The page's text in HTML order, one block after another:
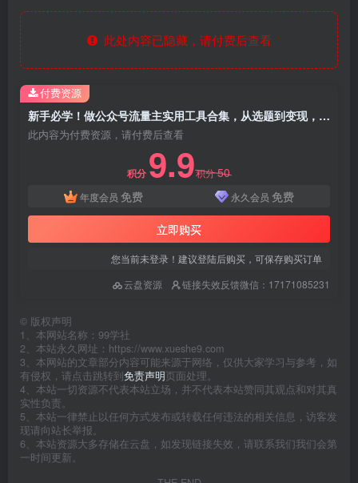
此处内容已隐藏，请付费后查看
新手必学！做公众号流量主实用工具合集，从选题到变现，一篇搞定（新手必备）
此内容为付费资源，请付费后查看
积分 9.9积分50
年度会员 免费 永久会员 免费
立即购买
您当前未登录！建议登陆后购买，可保存购买订单
云盘资源
链接失效反馈微信：17171085231
付费资源
© 版权声明
1、本网站名称：99学社
2、本站永久网址：https://www.xueshe9.com
3、本网站的文章部分内容可能来源于网络，仅供大家学习与参考，如
有侵权，请点击跳转到免责声明页面处理。
4、本站一切资源不代表本站立场，并不代表本站赞同其观点和对其真
实性负责。
5、本站一律禁止以任何方式发布或转载任何违法的相关信息，访客发
现请向站长举报。
6、本站资源大多存储在云盘，如发现链接失效，请联系我们我们会第
一时间更新。